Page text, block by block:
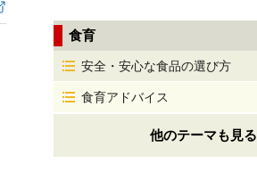
食育
安全・安心な食品の選び方
食育アドバイス
他のテーマも見る